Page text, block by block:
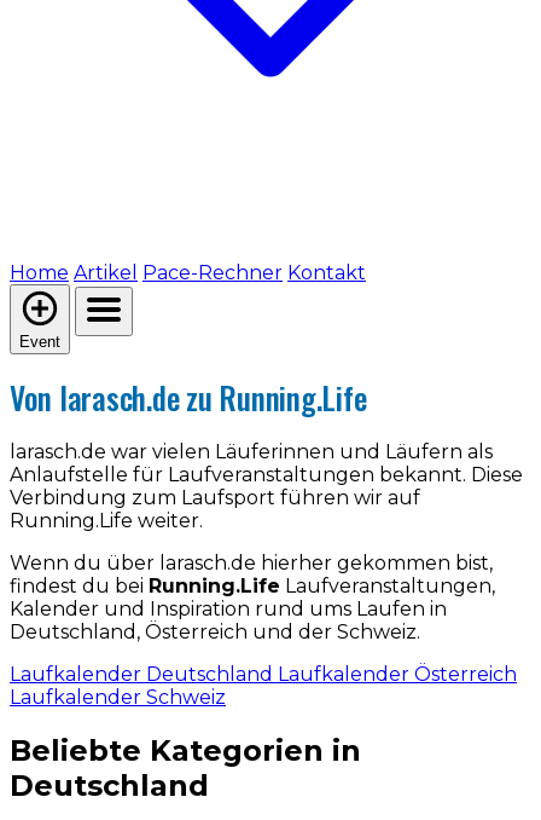
Home Artikel Pace-Rechner Kontakt
Event
Von larasch.de zu Running.Life
larasch.de war vielen Läuferinnen und Läufern als
Anlaufstelle für Laufveranstaltungen bekannt. Diese
Verbindung zum Laufsport führen wir auf
Running.Life weiter.
Wenn du über larasch.de hierher gekommen bist,
findest du bei Running.Life Laufveranstaltungen,
Kalender und Inspiration rund ums Laufen in
Deutschland, Österreich und der Schweiz.
Laufkalender Deutschland Laufkalender Österreich
Laufkalender Schweiz
Beliebte Kategorien in
Deutschland